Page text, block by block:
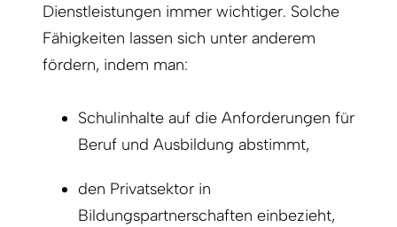
Dienstleistungen immer wichtiger. Solche
Fähigkeiten lassen sich unter anderem
fördern, indem man:
Schulinhalte auf die Anforderungen für
Beruf und Ausbildung abstimmt,
den Privatsektor in
Bildungspartnerschaften einbezieht,